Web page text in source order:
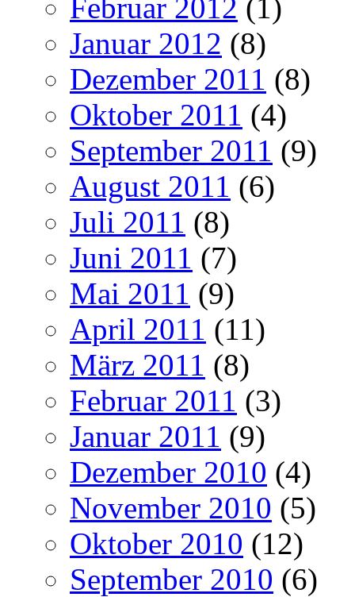
Februar 2012 (1)
Januar 2012 (8)
Dezember 2011 (8)
Oktober 2011 (4)
September 2011 (9)
August 2011 (6)
Juli 2011 (8)
Juni 2011 (7)
Mai 2011 (9)
April 2011 (11)
März 2011 (8)
Februar 2011 (3)
Januar 2011 (9)
Dezember 2010 (4)
November 2010 (5)
Oktober 2010 (12)
September 2010 (6)